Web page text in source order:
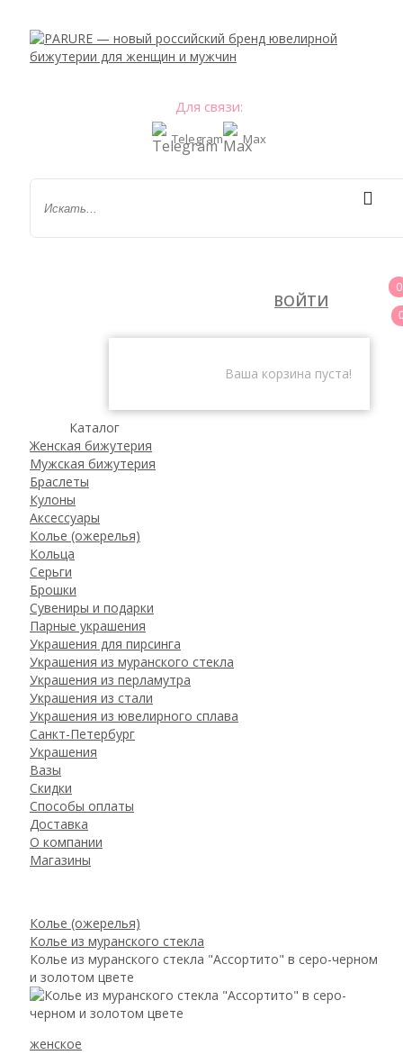
Для связи:
Telegram Max
ВОЙТИ
0
Ваша корзина пуста!
Каталог
Женская бижутерия
Мужская бижутерия
Браслеты
Кулоны
Аксессуары
Колье (ожерелья)
Кольца
Серьги
Брошки
Сувениры и подарки
Парные украшения
Украшения для пирсинга
Украшения из муранского стекла
Украшения из перламутра
Украшения из стали
Украшения из ювелирного сплава
Санкт-Петербург
Украшения
Вазы
Скидки
Способы оплаты
Доставка
О компании
Магазины
Колье (ожерелья)
Колье из муранского стекла
Колье из муранского стекла "Ассортито" в серо-черном
и золотом цвете
женское